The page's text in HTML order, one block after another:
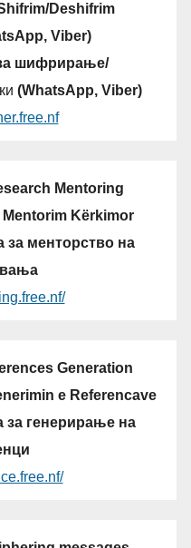
Deshifrim
Viber)
шифрирање/
(WhatsApp, Viber)
Mentoring
Kërkimor
за менторство на
Generation
e Referencave
за генерирање на